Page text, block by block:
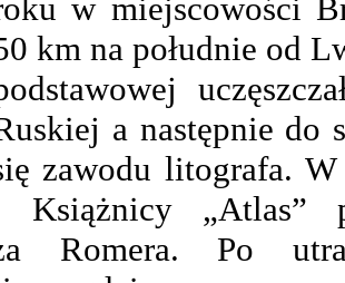
w miejscowości
km na południe od
a następnie do
zawodu litografa.
Książnicy „Atlas”
Romera. Po